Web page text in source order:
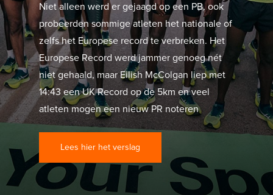
Niet alleen werd er gejaagd op een PB, ook
probeerden sommige atleten het nationale of
zelfs het Europese record te verbreken. Het
Europese Record werd jammer genoeg nét
niet gehaald, maar Eilish McColgan liep met
14:43 een UK Record op de 5km en veel
atleten mogen een nieuw PR noteren
Lees hier het verslag